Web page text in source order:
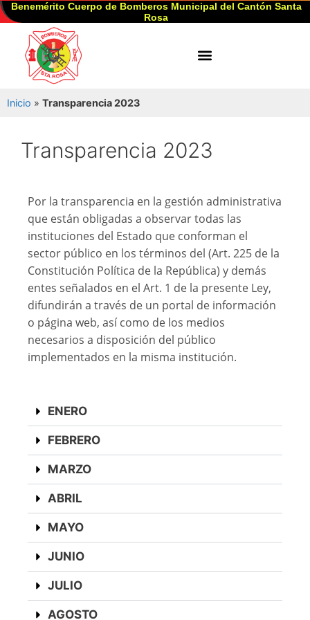
Benemérito Cuerpo de Bomberos Municipal del Cantón Santa
Rosa
Inicio » Transparencia 2023
Transparencia 2023
Por la transparencia en la gestión administrativa
que están obligadas a observar todas las
instituciones del Estado que conforman el
sector público en los términos del (Art. 225 de la
Constitución Política de la República) y demás
entes señalados en el Art. 1 de la presente Ley,
difundirán a través de un portal de información
o página web, así como de los medios
necesarios a disposición del público
implementados en la misma institución.
ENERO
FEBRERO
MARZO
ABRIL
MAYO
JUNIO
JULIO
AGOSTO